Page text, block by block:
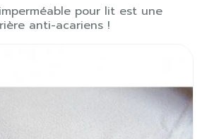
pour lit est une
anti-acariens !